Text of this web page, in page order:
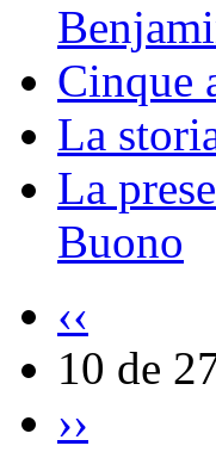
Cinque
La
La
Buono
‹‹
10 de
››